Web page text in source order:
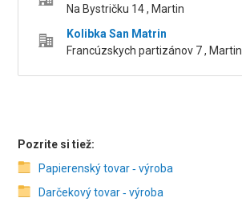
Na Bystričku 14 , Martin
Kolibka San Matrin
Francúzskych partizánov 7 , Martin
Pozrite si tiež:
Papierenský tovar ‑ výroba
Darčekový tovar ‑ výroba